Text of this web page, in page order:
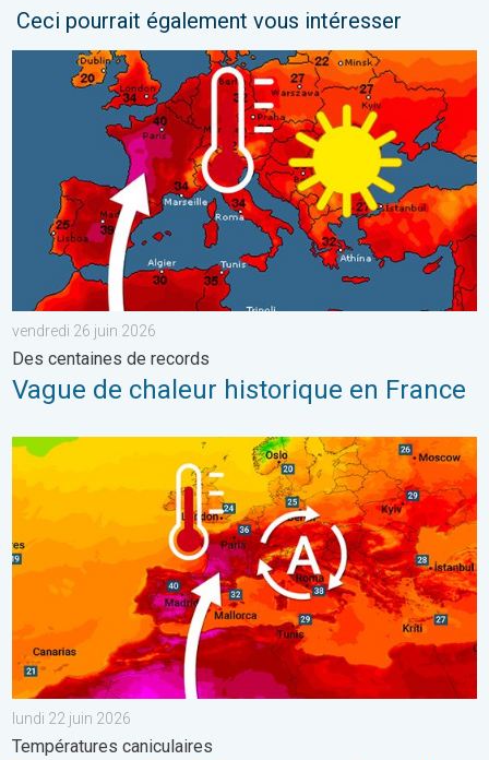
Ceci pourrait également vous intéresser
Vague de chaleur historique en France. Des centaines de
vendredi 26 juin 2026
Des centaines de records
Vague de chaleur historique en France
Une vague de chaleur exceptionnelle s'installe. Températures
lundi 22 juin 2026
Températures caniculaires